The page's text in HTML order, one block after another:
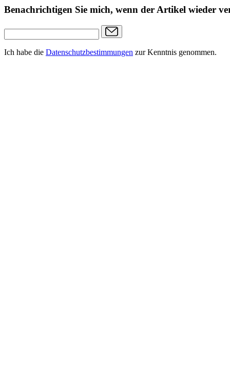
Benachrichtigen Sie mich, wenn der Artikel wieder
Ich habe die Datenschutzbestimmungen zur Kenntnis genommen.